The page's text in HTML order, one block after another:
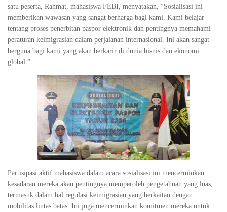
satu peserta, Rahmat, mahasiswa FEBI, menyatakan, “Sosialisasi ini
memberikan wawasan yang sangat berharga bagi kami. Kami belajar
tentang proses penerbitan paspor elektronik dan pentingnya memahami
peraturan keimigrasian dalam perjalanan internasional. Ini akan sangat
berguna bagi kami yang akan berkarir di dunia bisnis dan ekonomi
global.”
Partisipasi aktif mahasiswa dalam acara sosialisasi ini mencerminkan
kesadaran mereka akan pentingnya memperoleh pengetahuan yang luas,
termasuk dalam hal regulasi keimigrasian yang berkaitan dengan
mobilitas lintas batas. Ini juga mencerminkan komitmen mereka untuk